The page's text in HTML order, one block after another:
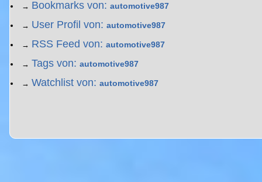
→ Bookmarks von: automotive987
→ User Profil von: automotive987
→ RSS Feed von: automotive987
→ Tags von: automotive987
→ Watchlist von: automotive987